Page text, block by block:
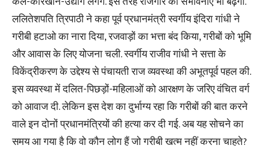
ललितेशपति त्रिपाठी ने कहा पूर्व प्रधानमंत्री स्वर्गीय इंदिरा गांधी ने
गरीबी हटाओ का नारा दिया, रजवाड़ों का भत्ता बंद किया, गरीबों को भूमि
और आवास के लिए योजना चली. स्वर्गीय राजीव गांधी ने सत्ता के
विकेंद्रीकरण के उद्देश्य से पंचायती राज व्यवस्था की अभूतपूर्व पहल की.
इस व्यवस्था में दलित-पिछड़ों-महिलाओं को आरक्षण के जरिए वंचित वर्ग
को आवाज दी. लेकिन इस देश का दुर्भाग्य रहा कि गरीबों की बात करने
वाले इन दोनों प्रधानमंत्रियों की हत्या कर दी गई. अब यह सोचने का
समय आ गया है कि वो कौन लोग हैं जो गरीबी खत्म नहीं करना चाहते?